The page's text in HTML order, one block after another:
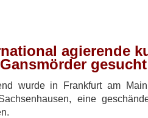
agierende
Gansmörder
wurde in Frankfurt am
eine